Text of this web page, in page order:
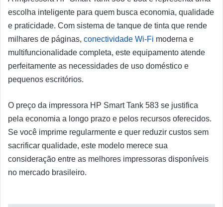
escolha inteligente para quem busca economia, qualidade
e praticidade. Com sistema de tanque de tinta que rende
milhares de páginas, conectividade Wi-Fi moderna e
multifuncionalidade completa, este equipamento atende
perfeitamente as necessidades de uso doméstico e
pequenos escritórios.
O preço da impressora HP Smart Tank 583 se justifica
pela economia a longo prazo e pelos recursos oferecidos.
Se você imprime regularmente e quer reduzir custos sem
sacrificar qualidade, este modelo merece sua
consideração entre as melhores impressoras disponíveis
no mercado brasileiro.